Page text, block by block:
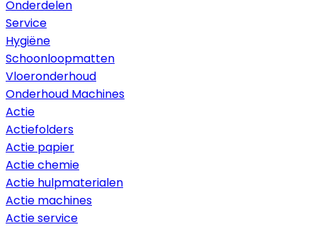
Onderdelen
Service
Hygiëne
Schoonloopmatten
Vloeronderhoud
Onderhoud Machines
Actie
Actiefolders
Actie papier
Actie chemie
Actie hulpmaterialen
Actie machines
Actie service